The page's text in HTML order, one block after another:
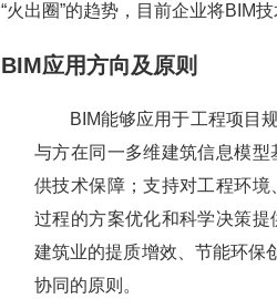
“火出圈”的趋势，目前企业将BIM
BIM应用方向及原则
BIM能够应用于工程项目
与方在同一多维建筑信息模
供技术保障；支持对工程环
过程的方案优化和科学决策
建筑业的提质增效、节能环保
协同的原则。